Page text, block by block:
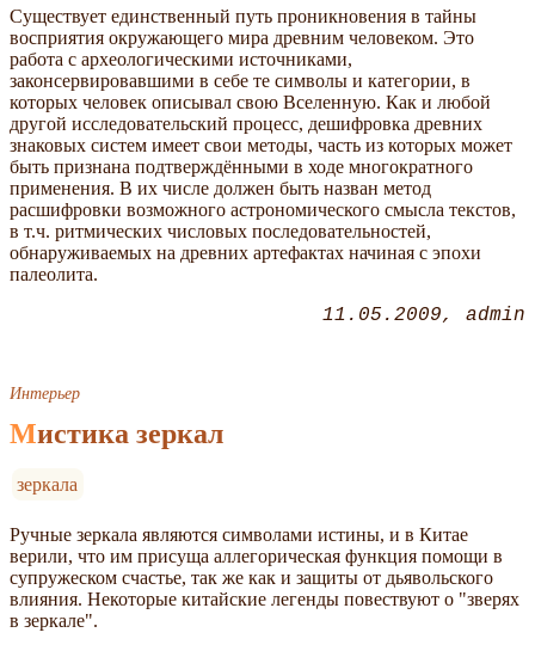
Существует единственный путь проникновения в тайны
восприятия окружающего мира древним человеком. Это
работа с археологическими источниками,
законсервировавшими в себе те символы и категории, в
которых человек описывал свою Вселенную. Как и любой
другой исследовательский процесс, дешифровка древних
знаковых систем имеет свои методы, часть из которых может
быть признана подтверждёнными в ходе многократного
применения. В их числе должен быть назван метод
расшифровки возможного астрономического смысла текстов,
в т.ч. ритмических числовых последовательностей,
обнаруживаемых на древних артефактах начиная с эпохи
палеолита.
11.05.2009 admin
Интерьер
Мистика зеркал
зеркала
Ручные зеркала являются символами истины, и в Китае
верили, что им присуща аллегорическая функция помощи в
супружеском счастье, так же как и защиты от дьявольского
влияния. Некоторые китайские легенды повествуют о "зверях
в зеркале".